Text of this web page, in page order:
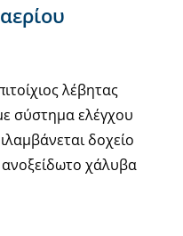
λέβητας
σύστημα ελέγχου
δοχείο
χάλυβα